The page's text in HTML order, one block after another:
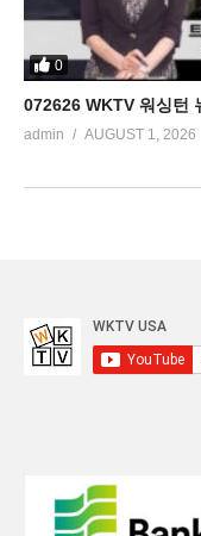
0
072626 WKTV 워싱턴
admin AUGUST 1, 2026